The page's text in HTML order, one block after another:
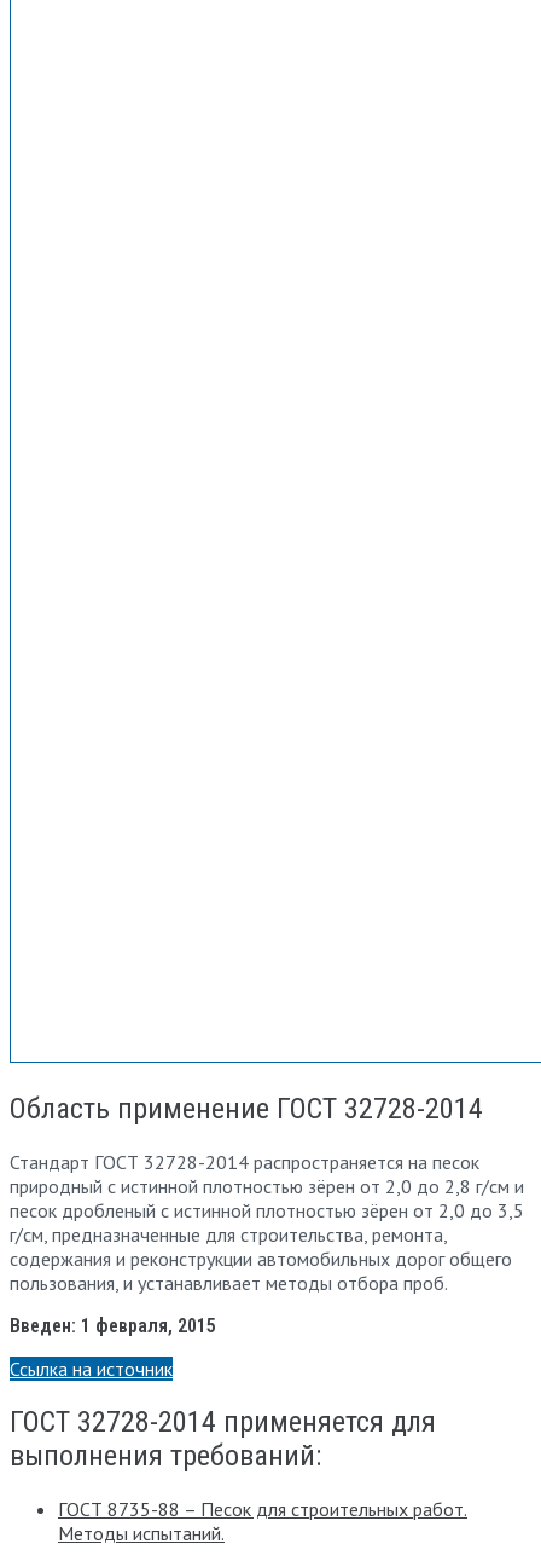
Область применение ГОСТ 32728-2014
Стандарт ГОСТ 32728-2014 распространяется на песок
природный с истинной плотностью зёрен от 2,0 до 2,8 г/см и
песок дробленый с истинной плотностью зёрен от 2,0 до 3,5
г/см, предназначенные для строительства, ремонта,
содержания и реконструкции автомобильных дорог общего
пользования, и устанавливает методы отбора проб.
Введен: 1 февраля, 2015
Ссылка на источник
ГОСТ 32728-2014 применяется для
выполнения требований:
ГОСТ 8735-88 – Песок для строительных работ.
Методы испытаний.